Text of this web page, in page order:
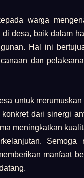
warga
desa, baik dalam
Hal ini
dan
untuk
dari sinergi
meningkatkan
Semoga
manfaat